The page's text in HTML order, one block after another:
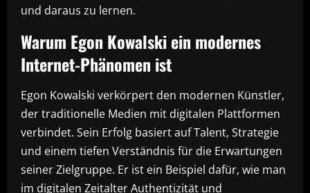
und daraus zu lernen.
Warum Egon Kowalski ein modernes
Internet-Phänomen ist
Egon Kowalski verkörpert den modernen Künstler,
der traditionelle Medien mit digitalen Plattformen
verbindet. Sein Erfolg basiert auf Talent, Strategie
und einem tiefen Verständnis für die Erwartungen
seiner Zielgruppe. Er ist ein Beispiel dafür, wie man
im digitalen Zeitalter Authentizität und